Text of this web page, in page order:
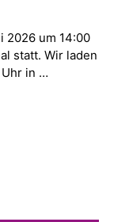
2026 um 14:00
statt. Wir laden
Uhr in …